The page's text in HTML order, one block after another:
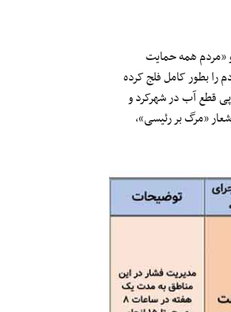
«مردم همه حمایت
بطور کامل فلج کرده
پی قطع آب در شهرکرد و
معترضان شعار «مرگ بر رئیسی»،